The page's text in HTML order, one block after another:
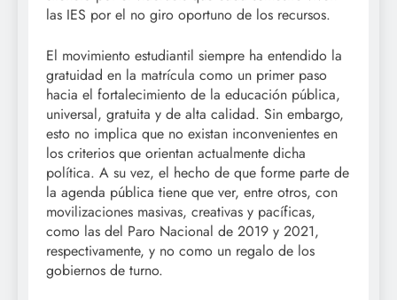
las IES por el no giro oportuno de los recursos.
El movimiento estudiantil siempre ha entendido la
gratuidad en la matrícula como un primer paso
hacia el fortalecimiento de la educación pública,
universal, gratuita y de alta calidad. Sin embargo,
esto no implica que no existan inconvenientes en
los criterios que orientan actualmente dicha
política. A su vez, el hecho de que forme parte de
la agenda pública tiene que ver, entre otros, con
movilizaciones masivas, creativas y pacíficas,
como las del Paro Nacional de 2019 y 2021,
respectivamente, y no como un regalo de los
gobiernos de turno.